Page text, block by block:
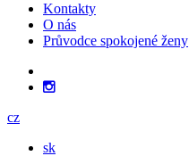
Kontakty
O nás
Průvodce spokojené ženy
cz
sk